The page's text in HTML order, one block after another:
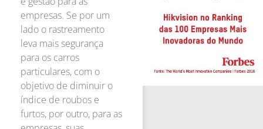
empresas. Se por um
lado o rastreamento
leva mais segurança
para os carros
particulares, com o
objetivo de diminuir o
índice de roubos e
furtos, por outro, para as